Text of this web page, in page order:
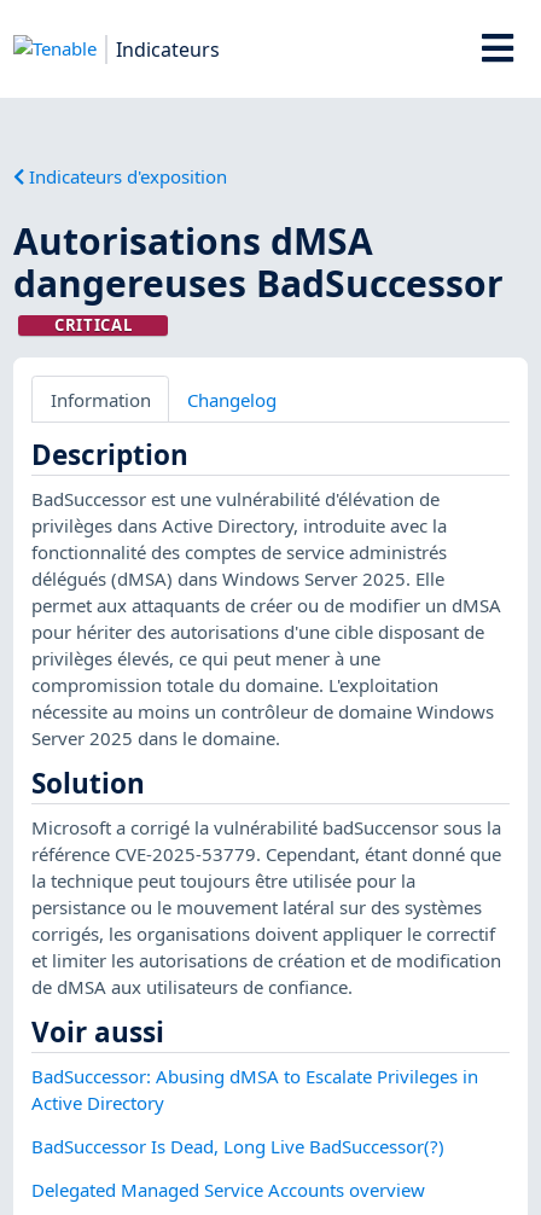
Indicateurs
Indicateurs d'exposition
Autorisations dMSA
dangereuses BadSuccessor
CRITICAL
Information Changelog
Description
BadSuccessor est une vulnérabilité d'élévation de
privilèges dans Active Directory, introduite avec la
fonctionnalité des comptes de service administrés
délégués (dMSA) dans Windows Server 2025. Elle
permet aux attaquants de créer ou de modifier un dMSA
pour hériter des autorisations d'une cible disposant de
privilèges élevés, ce qui peut mener à une
compromission totale du domaine. L'exploitation
nécessite au moins un contrôleur de domaine Windows
Server 2025 dans le domaine.
Solution
Microsoft a corrigé la vulnérabilité badSuccensor sous la
référence CVE-2025-53779. Cependant, étant donné que
la technique peut toujours être utilisée pour la
persistance ou le mouvement latéral sur des systèmes
corrigés, les organisations doivent appliquer le correctif
et limiter les autorisations de création et de modification
de dMSA aux utilisateurs de confiance.
Voir aussi
BadSuccessor: Abusing dMSA to Escalate Privileges in
Active Directory
BadSuccessor Is Dead, Long Live BadSuccessor(?)
Delegated Managed Service Accounts overview